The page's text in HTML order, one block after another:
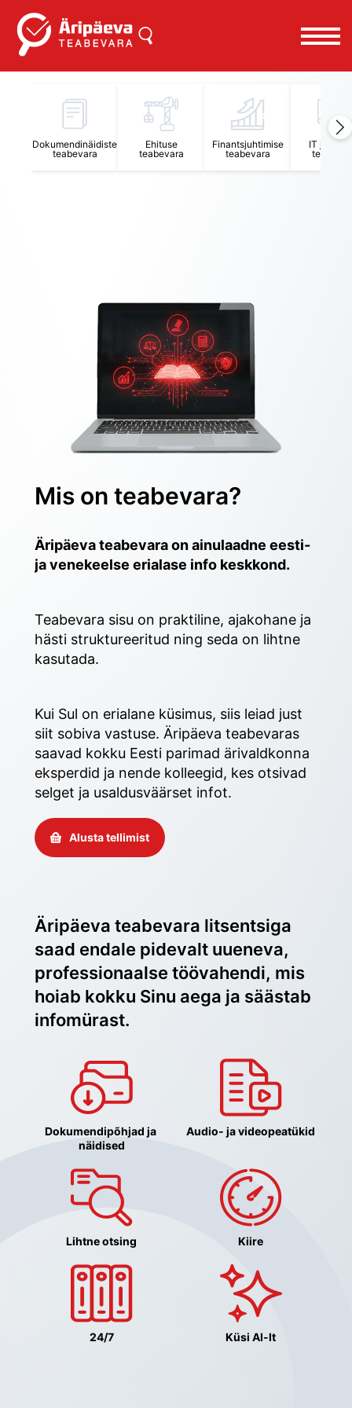
Dokumendinäidiste
teabevara
Ehituse
teabevara
Finantsjuhtimise
teabevara
IT
Mis on teabevara?
Äripäeva teabevara on ainulaadne eesti-
ja venekeelse erialase info keskkond.
Teabevara sisu on praktiline, ajakohane ja
hästi struktureeritud ning seda on lihtne
kasutada.
Kui Sul on erialane küsimus, siis leiad just
siit sobiva vastuse. Äripäeva teabevaras
saavad kokku Eesti parimad ärivaldkonna
eksperdid ja nende kolleegid, kes otsivad
selget ja usaldusväärset infot.
Alusta tellimist
Äripäeva teabevara litsentsiga
saad endale pidevalt uueneva,
professionaalse töövahendi, mis
hoiab kokku Sinu aega ja säästab
infomürast.
Dokumendipõhjad ja
näidised
Audio- ja videopeatükid
Lihtne otsing Kiire
24/7 Küsi AI-lt